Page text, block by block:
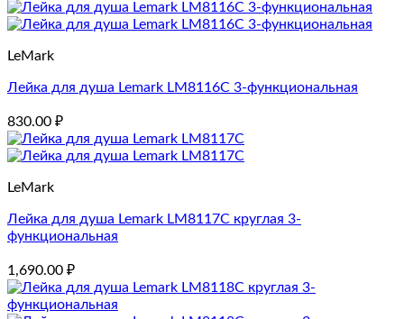
LeMark
Лейка для душа Lemark LM8116C 3-функциональная
830.00 ₽
LeMark
Лейка для душа Lemark LM8117C круглая 3-
функциональная
1,690.00 ₽